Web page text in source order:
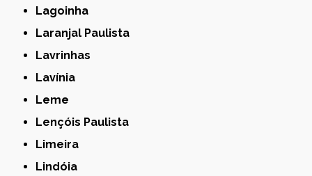
Lagoinha
Laranjal Paulista
Lavrinhas
Lavínia
Leme
Lençóis Paulista
Limeira
Lindóia